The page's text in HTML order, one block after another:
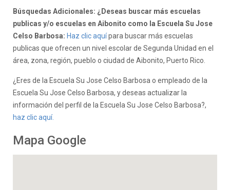
Búsquedas Adicionales: ¿Deseas buscar más escuelas
publicas y/o escuelas en Aibonito como la Escuela Su Jose
Celso Barbosa: Haz clic aquípara buscar más escuelas
publicas que ofrecen un nivel escolar de Segunda Unidad en el
área, zona, región, pueblo o ciudad de Aibonito, Puerto Rico.
¿Eres de la Escuela Su Jose Celso Barbosa o empleado de la
Escuela Su Jose Celso Barbosa, y deseas actualizar la
información del perfil de la Escuela Su Jose Celso Barbosa?,
haz clic aquí.
Mapa Google